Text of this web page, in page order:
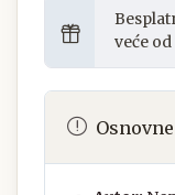
veće